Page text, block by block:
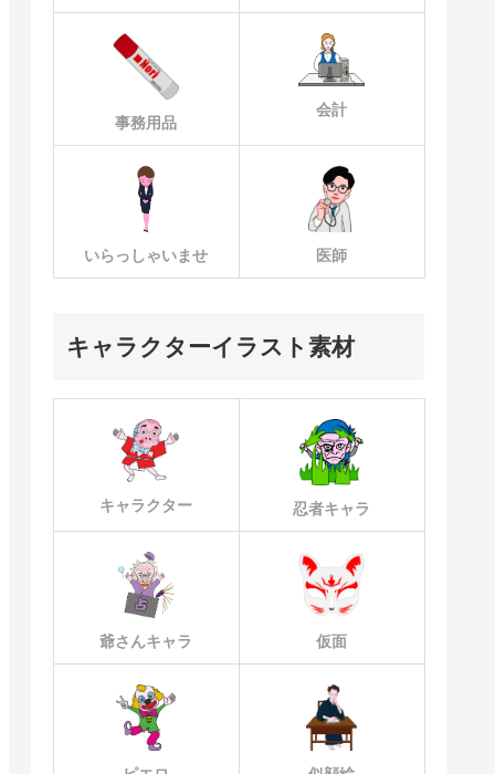
事務用品
会計
いらっしゃいませ 医師
キャラクターイラスト素材
キャラクター 忍者キャラ
爺さんキャラ 仮面